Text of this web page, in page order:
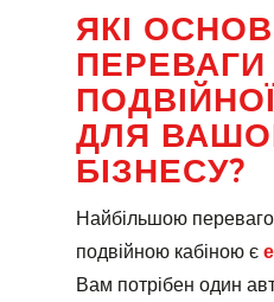
ЯКІ
ПЕРЕВАГИ
ДЛЯ
БІЗНЕСУ?
Найбільшою
подвійною кабіною є
Вам потрібен один